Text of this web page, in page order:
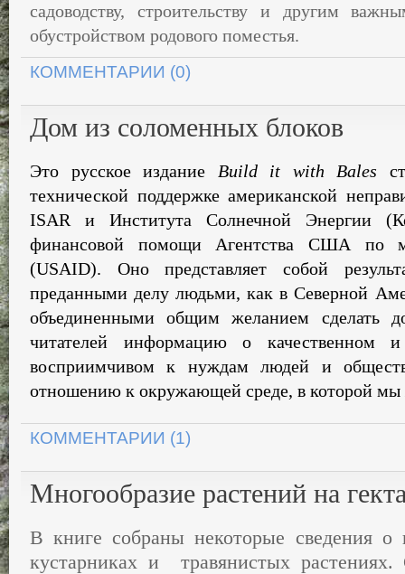
садоводству, строительству и другим
обустройством родового поместья.
КОММЕНТАРИИ (0)
Дом из соломенных блоков
Это русское издание Build it with Bales
технической поддержке американской
ISAR
и Института Солнечной Энергии (
финансовой
помощи Агентства США по
(USAID). Оно представляет собой
преданными делу людьми, как в Северной
объединенными общим желанием сде­лать
читателей
ин­формацию о качественном
и
восприимчивом
к нуждам людей и
отношению к ок­ружающей среде, в которой мы
КОММЕНТАРИИ (1)
Многообразие растений на
В книге собраны некоторые сведения о
кустарниках и травянистых